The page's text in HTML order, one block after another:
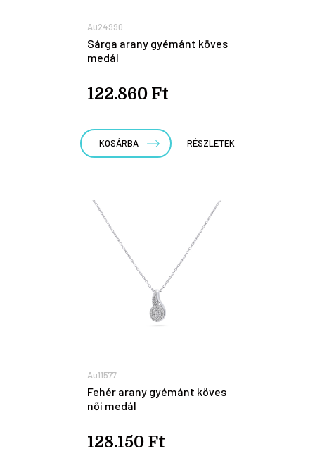
Au24990
Sárga arany gyémánt köves
medál
122.860 Ft
KOSÁRBA RÉSZLETEK
Au11577
Fehér arany gyémánt köves
női medál
128.150 Ft